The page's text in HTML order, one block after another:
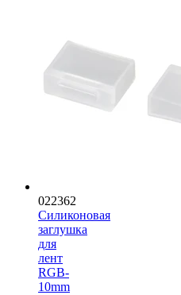
022362
Силиконовая
заглушка
для
лент
RGB-
10mm